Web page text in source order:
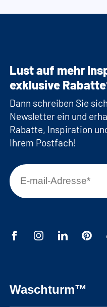
Waschturm™
Lust auf mehr
exklusive
Dann schreiben Sie
Newsletter ein und
Rabatte, Inspiration
Ihrem Postfach!